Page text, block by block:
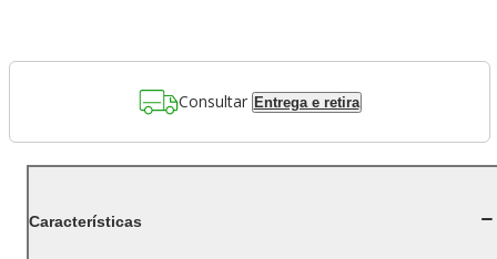
Consultar Entrega e retira
Características